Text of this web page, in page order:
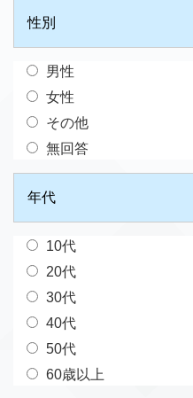
性別
男性
女性
その他
無回答
年代
10代
20代
30代
40代
50代
60歳以上